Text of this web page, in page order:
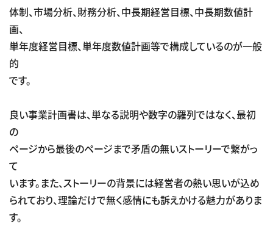
体制、市場分析、財務分析、中長期経営目標、中長期数値計
画、
単年度経営目標、単年度数値計画等で構成しているのが一般
的
です。
良い事業計画書は、単なる説明や数字の羅列ではなく、最初
の
ページから最後のページまで矛盾の無いストーリーで繋がっ
て
います。また、ストーリーの背景には経営者の熱い思いが込め
られており、理論だけで無く感情にも訴えかける魅力がありま
す。